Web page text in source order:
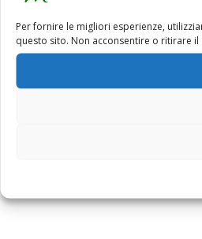
Per fornire le migliori esperienze,
questo sito. Non acconsentire o ritirare